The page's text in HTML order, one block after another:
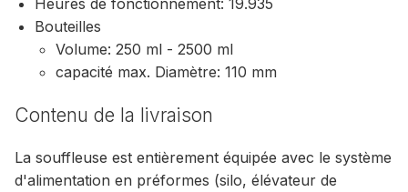
Heures de fonctionnement: 19.935
Bouteilles
Volume: 250 ml - 2500 ml
capacité max. Diamètre: 110 mm
Contenu de la livraison
La souffleuse est entièrement équipée avec le système
d'alimentation en préformes (silo, élévateur de